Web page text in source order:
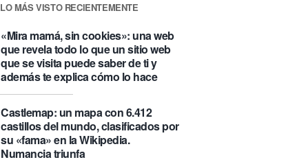
LO MÁS VISTO RECIENTEMENTE
«Mira mamá, sin cookies»: una web
que revela todo lo que un sitio web
que se visita puede saber de ti y
además te explica cómo lo hace
Castlemap: un mapa con 6.412
castillos del mundo, clasificados por
su «fama» en la Wikipedia.
Numancia triunfa